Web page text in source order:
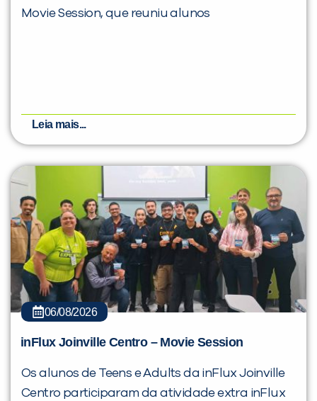
Movie Session, que reuniu alunos
Leia mais...
06/08/2026
inFlux Joinville Centro – Movie Session
Os alunos de Teens e Adults da inFlux Joinville
Centro participaram da atividade extra inFlux